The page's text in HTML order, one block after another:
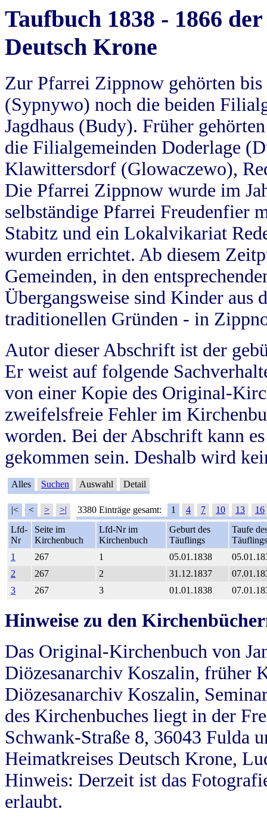
Taufbuch 1838 - 1866
Deutsch Krone
Zur Pfarrei Zippnow gehörten
(Sypnywo) noch die beiden
Jagdhaus (Budy). Früher
die Filialgemeinden Doderlage
Klawittersdorf (Glowaczewo),
Die Pfarrei Zippnow wurde im
selbständige Pfarrei Freudenfier
Stabitz und ein Lokalvikariat
wurden errichtet. Ab diesem
Gemeinden, in den
Übergangsweise sind Kinder aus
traditionellen Gründen - in
Autor dieser Abschrift ist der
Er weist auf folgende
von einer Kopie des Original-
zweifelsfreie Fehler im
worden. Bei der Abschrift kann
gekommen sein. Deshalb wird
Alles Suchen Auswahl Detail
|< < > >| 3380 Einträge gesamt: 1 4 7 10 13
16
Lfd-
Nr
Seite im
Kirchenbuch
Lfd-Nr im
Kirchenbuch
Geburt des
Täuflings
Taufe
Täuflings
1
267 1 05.01.1838
2
267 2 31.12.1837
3
267 3 01.01.1838
Hinweise zu den
Das Original-Kirchenbuch von
Diözesanarchiv Koszalin, früher
Diözesanarchiv Koszalin,
des Kirchenbuches liegt in der
Schwank-Straße 8, 36043 Fulda
Heimatkreises Deutsch Krone,
Hinweis: Derzeit ist das
erlaubt.